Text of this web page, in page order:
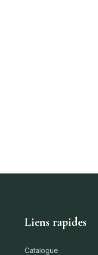
Liens rapides
Catalogue